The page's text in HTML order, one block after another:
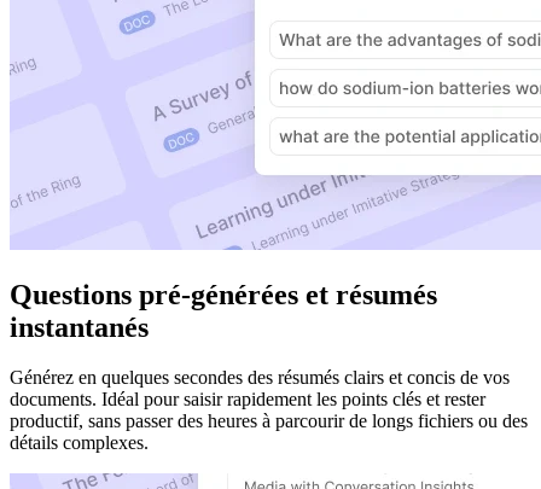
Questions pré-générées et résumés
instantanés
Générez en quelques secondes des résumés clairs et concis de vos
documents. Idéal pour saisir rapidement les points clés et rester
productif, sans passer des heures à parcourir de longs fichiers ou des
détails complexes.